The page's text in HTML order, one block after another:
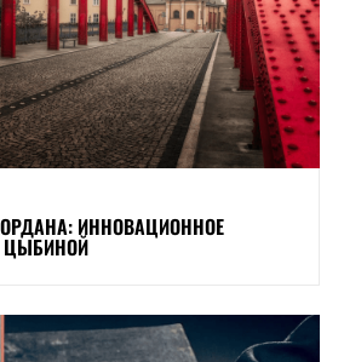
ИННОВАЦИОННОЕ
ЦЫБИНОЙ